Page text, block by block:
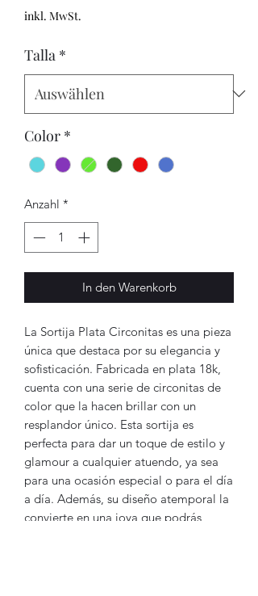
inkl. MwSt.
Talla *
Color *
Anzahl *
In den Warenkorb
La Sortija Plata Circonitas es una pieza
única que destaca por su elegancia y
sofisticación. Fabricada en plata 18k,
cuenta con una serie de circonitas de
color que la hacen brillar con un
resplandor único. Esta sortija es
perfecta para dar un toque de estilo y
glamour a cualquier atuendo, ya sea
para una ocasión especial o para el día
a día. Además, su diseño atemporal la
convierte en una joya que podrás